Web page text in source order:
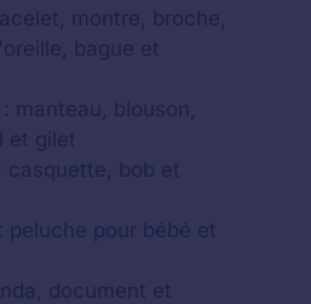
montre, broche,
bague et
manteau, blouson,
et gilet
casquette, bob et
peluche pour bébé et
document et